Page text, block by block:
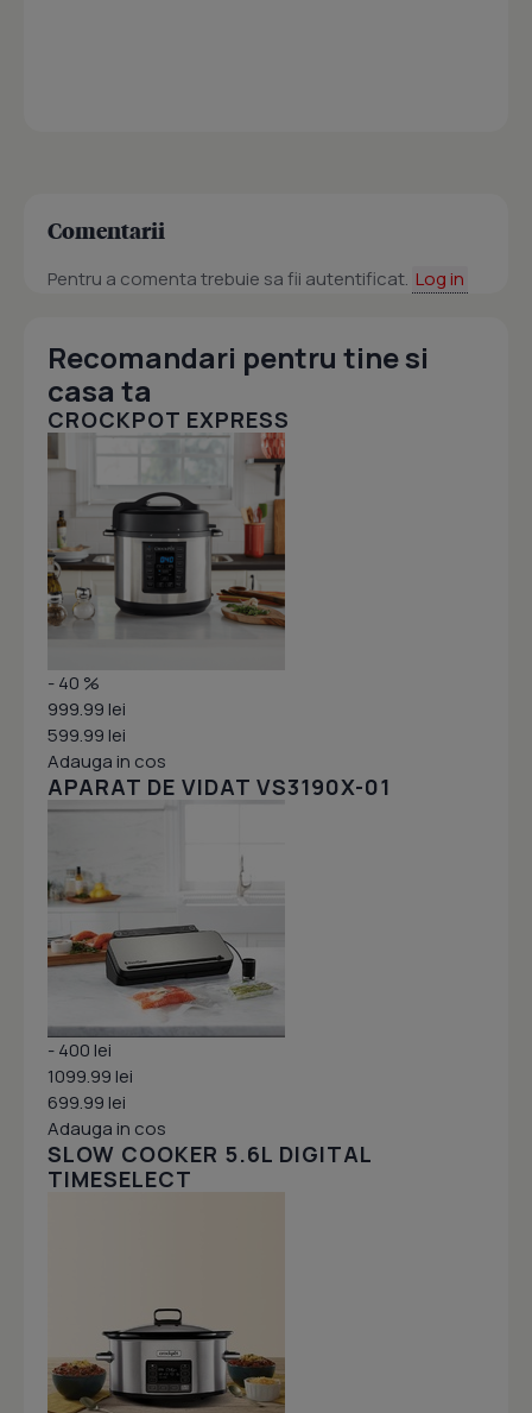
Comentarii
Pentru a comenta trebuie sa fii autentificat. Log in
Recomandari pentru tine si
casa ta
CROCKPOT EXPRESS
- 40 %
999.99 lei
599.99 lei
Adauga in cos
APARAT DE VIDAT VS3190X-01
- 400 lei
1099.99 lei
699.99 lei
Adauga in cos
SLOW COOKER 5.6L DIGITAL
TIMESELECT